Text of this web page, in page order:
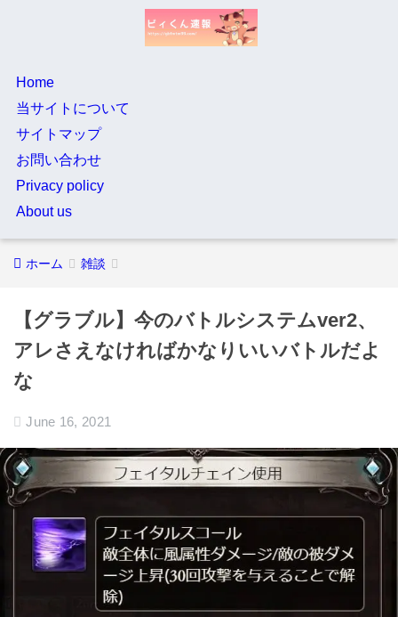
Home
当サイトについて
サイトマップ
お問い合わせ
Privacy policy
About us
ホーム 雑談
【グラブル】今のバトルシステムver2、
アレさえなければかなりいいバトルだよ
な
June 16, 2021